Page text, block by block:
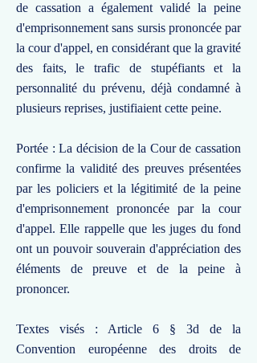
de cassation a également validé la peine
d'emprisonnement sans sursis prononcée par
la cour d'appel, en considérant que la gravité
des faits, le trafic de stupéfiants et la
personnalité du prévenu, déjà condamné à
plusieurs reprises, justifiaient cette peine.
Portée : La décision de la Cour de cassation
confirme la validité des preuves présentées
par les policiers et la légitimité de la peine
d'emprisonnement prononcée par la cour
d'appel. Elle rappelle que les juges du fond
ont un pouvoir souverain d'appréciation des
éléments de preuve et de la peine à
prononcer.
Textes visés : Article 6 § 3d de la
Convention européenne des droits de